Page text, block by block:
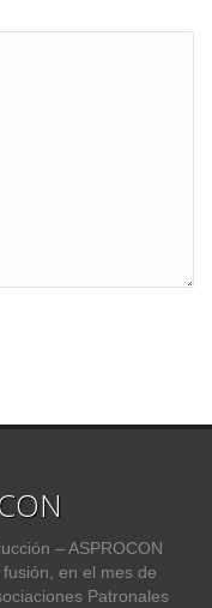
– ASPROCON
en el mes de
Patronales